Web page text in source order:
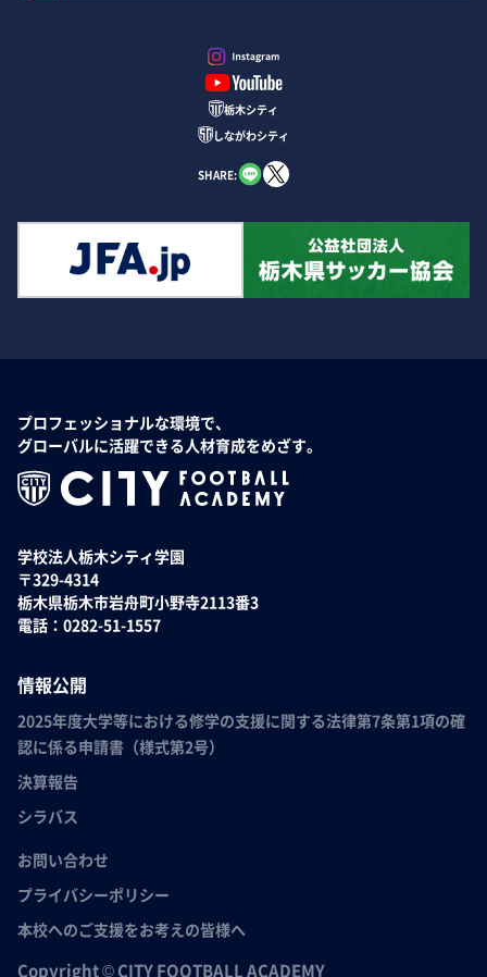
栃木シティ
しながわシティ
SHARE:
プロフェッショナルな環境で、
グローバルに活躍できる人材育成をめざす。
学校法人栃木シティ学園
〒329-4314
栃木県栃木市岩舟町小野寺2113番3
電話：0282-51-1557
情報公開
2025年度大学等における修学の支援に関する法律第7条第1項の確
認に係る申請書（様式第2号）
決算報告
シラバス
お問い合わせ
プライバシーポリシー
本校へのご支援をお考えの皆様へ
Copyright © CITY FOOTBALL ACADEMY